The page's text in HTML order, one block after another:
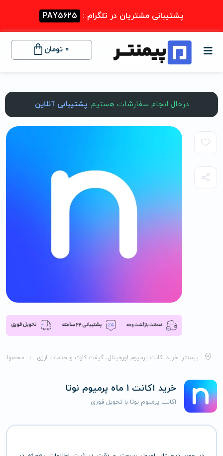
پشتیبانی مشتریان در تلگرام : PAY5625
0 تومان
درحال انجام سفارشات هستیم.پشتیبانی آنلاین
پیمنتر: خرید اکانت پرمیوم اورجینال، گیفت کارت و خدمات ارزی
خرید اکانت 1 ماه پرمیوم نوتا
اکانت پرمیوم نوتا با تحویل فوری